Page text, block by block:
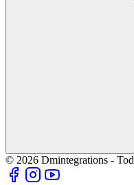
© 2026 Dmintegrations -